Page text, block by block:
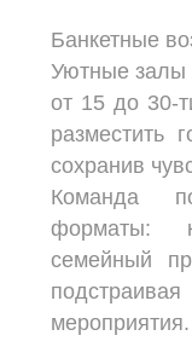
Банкетные
Уютные залы
от 15 до 30-
разместить
сохранив
Команда
форматы:
семейный
мероприятия.